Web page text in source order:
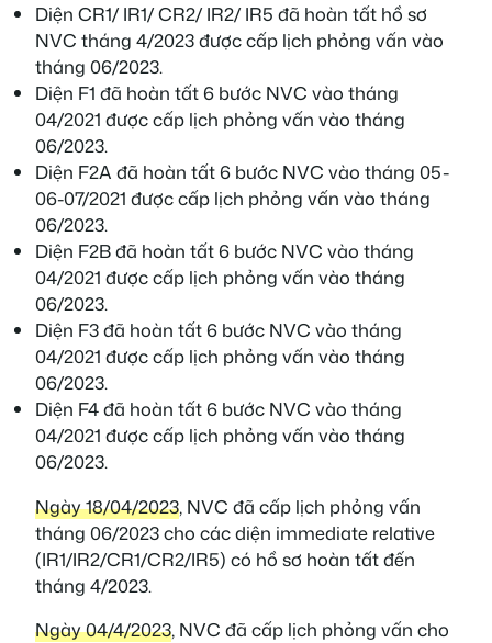
Diện CR1/ IR1/ CR2/ IR2/ IR5 đã hoàn tất hồ sơ
NVC tháng 4/2023 được cấp lịch phỏng vấn vào
tháng 06/2023.
Diện F1 đã hoàn tất 6 bước NVC vào tháng
04/2021 được cấp lịch phỏng vấn vào tháng
06/2023.
Diện F2A đã hoàn tất 6 bước NVC vào tháng 05-
06-07/2021 được cấp lịch phỏng vấn vào tháng
06/2023.
Diện F2B đã hoàn tất 6 bước NVC vào tháng
04/2021 được cấp lịch phỏng vấn vào tháng
06/2023.
Diện F3 đã hoàn tất 6 bước NVC vào tháng
04/2021 được cấp lịch phỏng vấn vào tháng
06/2023.
Diện F4 đã hoàn tất 6 bước NVC vào tháng
04/2021 được cấp lịch phỏng vấn vào tháng
06/2023.
Ngày 18/04/2023, NVC đã cấp lịch phỏng vấn
tháng 06/2023 cho các diện immediate relative
(IR1/IR2/CR1/CR2/IR5) có hồ sơ hoàn tất đến
tháng 4/2023.
Ngày 04/4/2023, NVC đã cấp lịch phỏng vấn cho